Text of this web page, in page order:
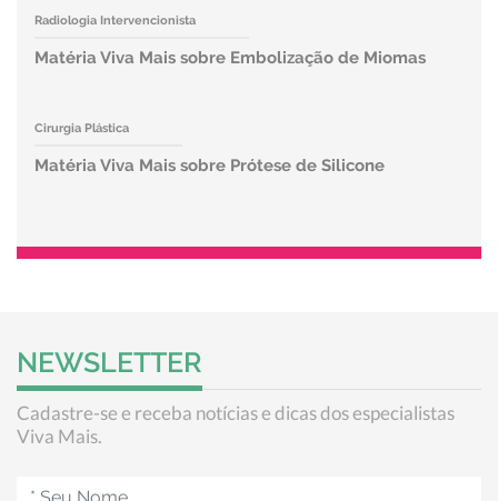
Radiologia Intervencionista
Matéria Viva Mais sobre Embolização de Miomas
Cirurgia Plástica
Matéria Viva Mais sobre Prótese de Silicone
NEWSLETTER
Cadastre-se e receba notícias e dicas dos especialistas
Viva Mais.